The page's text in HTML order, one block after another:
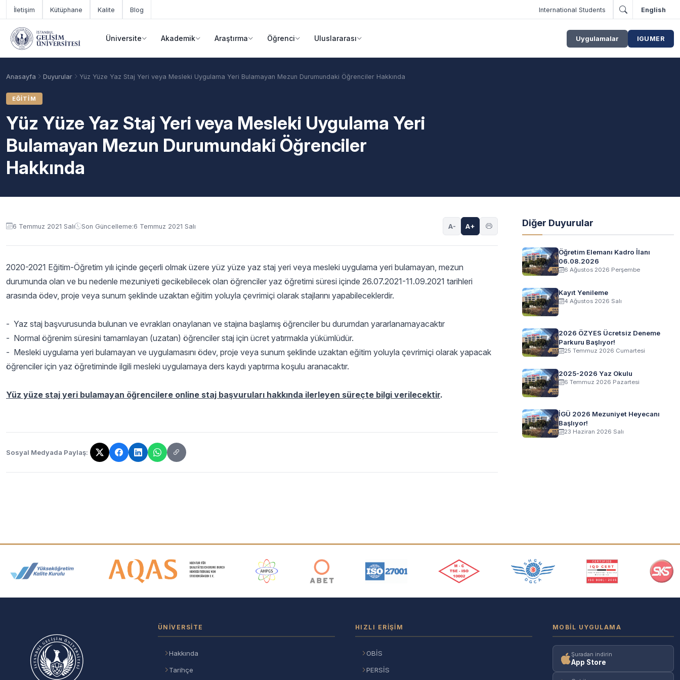
Ana içeriğe geç
İletişim Kütüphane Kalite Blog International Students English
Üniversite Akademik Araştırma Öğrenci Uluslararası Uygulamalar IGUMER
Akademik Takvim Burslar Taban Puanlar
Anasayfa Duyurular Yüz Yüze Yaz Staj Yeri veya Mesleki Uygulama Yeri Bulamayan Mezun Durumundaki Öğrenciler Hakkında
EĞITIM
Yüz Yüze Yaz Staj Yeri veya Mesleki Uygulama Yeri
Bulamayan Mezun Durumundaki Öğrenciler
Hakkında
Duyuru içeriği
6 Temmuz 2021 Salı Son Güncelleme:6 Temmuz 2021 Salı A- A+
2020-2021 Eğitim-Öğretim yılı içinde geçerli olmak üzere yüz yüze yaz staj yeri veya mesleki uygulama yeri bulamayan, mezun
durumunda olan ve bu nedenle mezuniyeti gecikebilecek olan öğrenciler yaz öğretimi süresi içinde 26.07.2021-11.09.2021 tarihleri
arasında ödev, proje veya sunum şeklinde uzaktan eğitim yoluyla çevrimiçi olarak stajlarını yapabileceklerdir.
- Yaz staj başvurusunda bulunan ve evrakları onaylanan ve stajına başlamış öğrenciler bu durumdan yararlanamayacaktır
- Normal öğrenim süresini tamamlayan (uzatan) öğrenciler staj için ücret yatırmakla yükümlüdür.
- Mesleki uygulama yeri bulamayan ve uygulamasını ödev, proje veya sunum şeklinde uzaktan eğitim yoluyla çevrimiçi olarak yapacak
öğrenciler için yaz öğretiminde ilgili mesleki uygulamaya ders kaydı yaptırma koşulu aranacaktır.
Yüz yüze staj yeri bulamayan öğrencilere online staj başvuruları hakkında ilerleyen süreçte bilgi verilecektir.
Sosyal Medyada Paylaş:
Bağlantı kopyalandı!
Diğer Duyurular
Öğretim Elemanı Kadro İlanı
06.08.2026
6 Ağustos 2026 Perşembe
Kayıt Yenileme
4 Ağustos 2026 Salı
2026 ÖZYES Ücretsiz Deneme
Parkuru Başlıyor!
25 Temmuz 2026 Cumartesi
2025-2026 Yaz Okulu
6 Temmuz 2026 Pazartesi
İGÜ 2026 Mezuniyet Heyecanı
Başlıyor!
23 Haziran 2026 Salı
Akreditasyon ve Üyelik Logoları
ÜNIVERSITE
Hakkında
Tarihçe
HIZLI ERIŞIM
OBİS
PERSİS
MOBIL UYGULAMA
Şuradan indirin
App Store